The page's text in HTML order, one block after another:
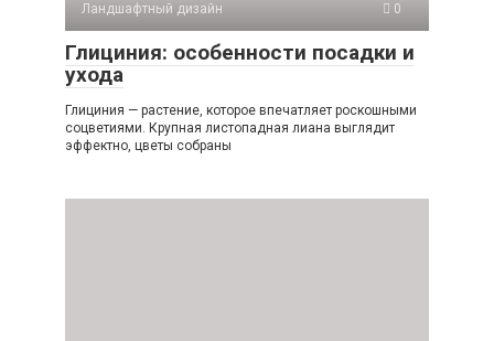
Ландшафтный дизайн 0
Глициния: особенности посадки и
ухода
Глициния — растение, которое впечатляет роскошными
соцветиями. Крупная листопадная лиана выглядит
эффектно, цветы собраны